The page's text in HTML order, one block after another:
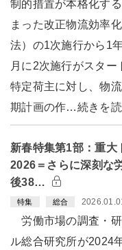
制的措置が本格化す
まった改正物流効率
法）の1次施行から1
月に2次施行がスター
特定荷主に対し、物
期計画の作…続きを
新春特集第1部：重大
2026＝さらに深刻な
後38…
特集 総合
労働市場の調査・
ル総合研究所が2024